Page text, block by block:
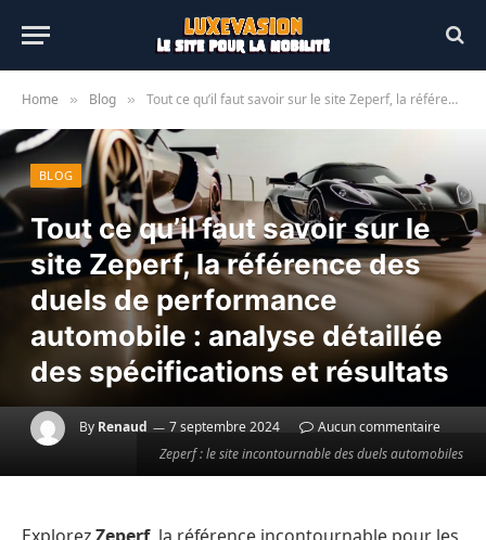
Home » Blog » Tout ce qu’il faut savoir sur le site Zeperf, la référence des duels de performance automobile : analyse détaillée des spécifications et résultats
Zeperf : le site incontournable des duels automobiles
BLOG
Tout ce qu’il faut savoir sur le
site Zeperf, la référence des
duels de performance
automobile : analyse détaillée
des spécifications et résultats
By Renaud 7 septembre 2024 Aucun commentaire